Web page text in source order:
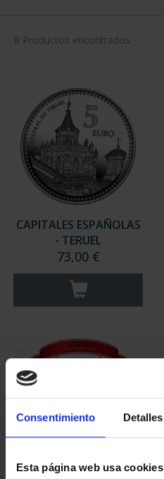
Consentimiento Detalles
Esta página web usa cookies
8 Productos encontrados
CAPITALES ESPAÑOLAS
- TERUEL
73,00 €